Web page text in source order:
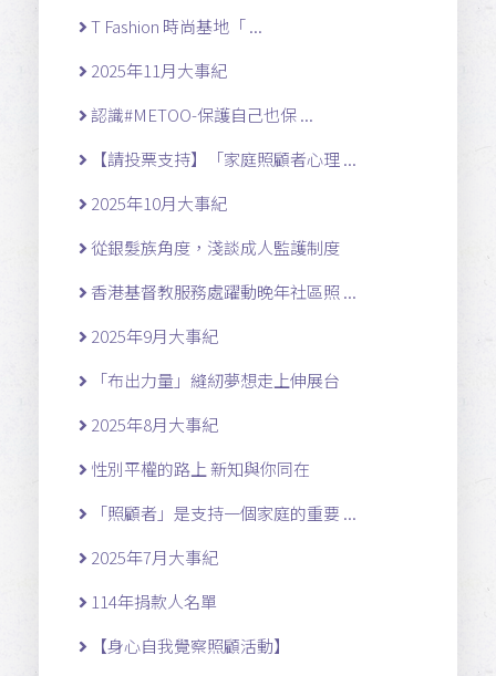
T Fashion 時尚基地「 ...
2025年11月大事紀
認識#METOO-保護自己也保 ...
【請投票支持】「家庭照顧者心理 ...
2025年10月大事紀
從銀髮族角度，淺談成人監護制度
香港基督教服務處躍動晚年社區照 ...
2025年9月大事紀
「布出力量」縫紉夢想走上伸展台
2025年8月大事紀
性別平權的路上 新知與你同在
「照顧者」是支持一個家庭的重要 ...
2025年7月大事紀
114年捐款人名單
【身心自我覺察照顧活動】